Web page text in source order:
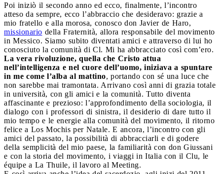
Poi iniziò il secondo anno ed ecco, finalmente, l’incontro
atteso da sempre, ecco l’abbraccio che desideravo: grazie a
mio fratello e alla morosa, conosco don Javier de Haro,
missionario della Fraternità, allora responsabile del movimento
in Messico. Siamo subito diventati amici e attraverso di lui ho
conosciuto la comunità di Cl. Mi ha abbracciato così com’ero.
La vera rivoluzione, quella che Cristo attua
nell’intelligenza e nel cuore dell’uomo, iniziava a spuntare
in me come l’alba al mattino, portando con sé una luce che
non sarebbe mai tramontata. Arrivano così anni di grazia totale
in università, con gli amici e la comunità. Tutto diventa
affascinante e prezioso: l’approfondimento della sociologia, il
dialogo con i professori di sinistra, il desiderio di dare tutto il
mio tempo e le energie alla comunità del movimento, il ritorno
felice a Los Mochis per Natale. E ancora, l’incontro con gli
amici del passato, la possibilità di abbracciarli e di godere
della semplicità del mio paese, la familiarità con don Giussani
e con la storia del movimento, i viaggi in Italia con il Clu, le
équipe a La Thuile, il lavoro al Meeting.